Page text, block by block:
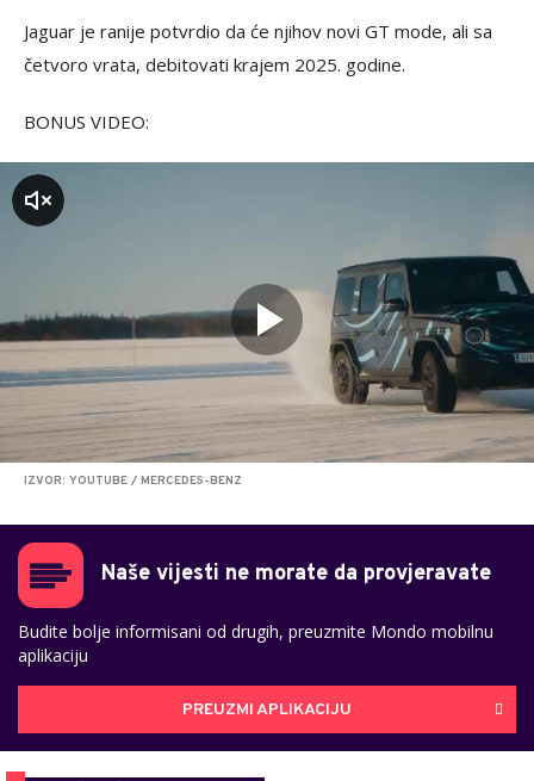
Jaguar je ranije potvrdio da će njihov novi GT mode, ali sa
četvoro vrata, debitovati krajem 2025. godine.
BONUS VIDEO:
IZVOR: YOUTUBE / MERCEDES-BENZ
Naše vijesti ne morate da provjeravate
Budite bolje informisani od drugih, preuzmite Mondo mobilnu
aplikaciju
PREUZMI APLIKACIJU